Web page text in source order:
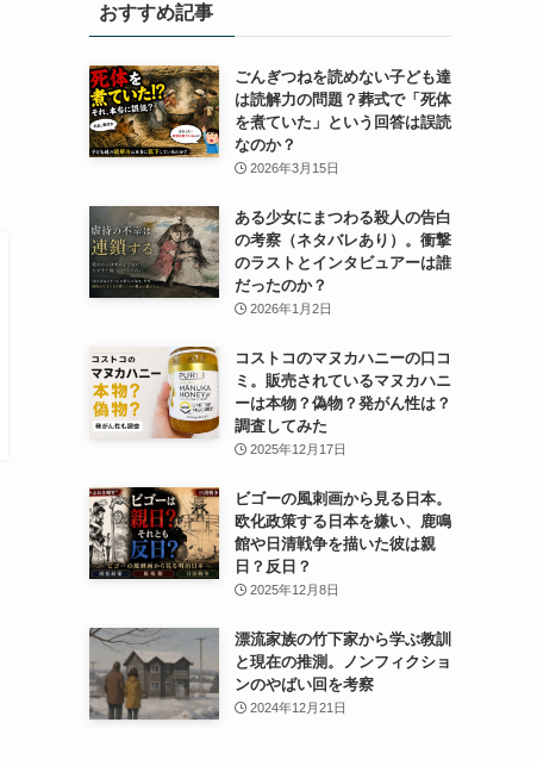
おすすめ記事
ごんぎつねを読めない子ども達
は読解力の問題？葬式で「死体
を煮ていた」という回答は誤読
なのか？
2026年3月15日
ある少女にまつわる殺人の告白
の考察（ネタバレあり）。衝撃
のラストとインタビュアーは誰
だったのか？
2026年1月2日
コストコのマヌカハニーの口コ
ミ。販売されているマヌカハニ
ーは本物？偽物？発がん性は？
調査してみた
2025年12月17日
ビゴーの風刺画から見る日本。
欧化政策する日本を嫌い、鹿鳴
館や日清戦争を描いた彼は親
日？反日？
2025年12月8日
漂流家族の竹下家から学ぶ教訓
と現在の推測。ノンフィクショ
ンのやばい回を考察
2024年12月21日